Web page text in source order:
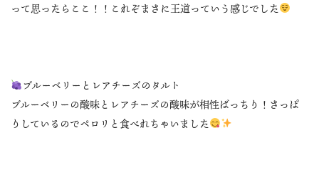
って思ったらここ！！これぞまさに王道っていう感じでした
ブルーベリーとレアチーズのタルト
ブルーベリーの酸味とレアチーズの酸味が相性ばっちり！さっぱ
りしているのでペロリと食べれちゃいました